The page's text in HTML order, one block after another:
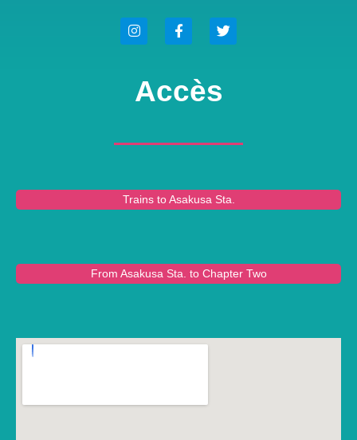
Accès
Trains to Asakusa Sta.
From Asakusa Sta. to Chapter Two